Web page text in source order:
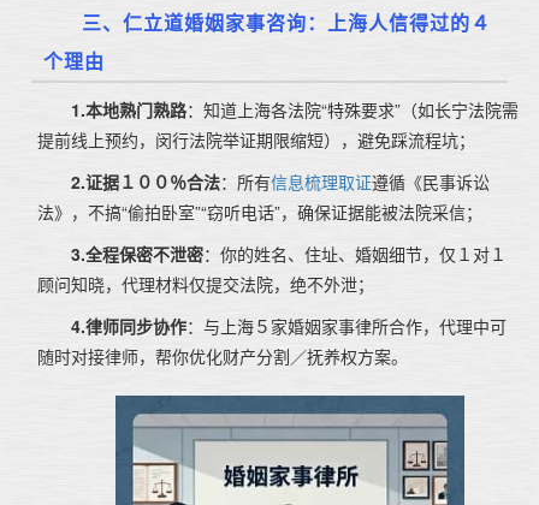
三、仁立道婚姻家事咨询：上海人信得过的４
个理由
1.本地熟门熟路：知道上海各法院“特殊要求”（如长宁法院需
提前线上预约，闵行法院举证期限缩短），避免踩流程坑；
2.证据１００％合法：所有信息梳理取证遵循《民事诉讼
法》，不搞“偷拍卧室”“窃听电话”，确保证据能被法院采信；
3.全程保密不泄密：你的姓名、住址、婚姻细节，仅１对１
顾问知晓，代理材料仅提交法院，绝不外泄；
4.律师同步协作：与上海５家婚姻家事律所合作，代理中可
随时对接律师，帮你优化财产分割／抚养权方案。